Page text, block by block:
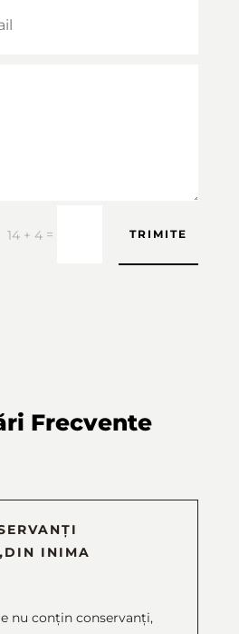
14 + 4 = TRIMITE
Frecvente
INIMA
nu conțin conservanți,